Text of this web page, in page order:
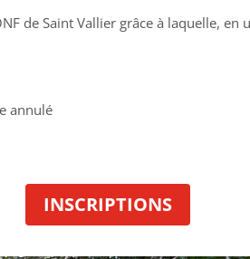
de Saint Vallier grâce à laquelle, en
annulé
INSCRIPTIONS